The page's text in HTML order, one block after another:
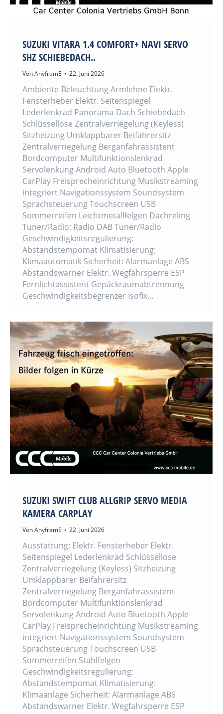
SUZUKI VITARA 1.4 COMFORT+ NAVI SERVO
SHZ SCHIEBEDACH..
VonAnyframE 22. Juni 2026
Ambiente-Beleuchtung Armlehne Elektr.
Fensterheber Elektr. Seitenspiegel
Lederlenkrad Panorama-Dach Schiebedach
Schlüssellose Zentralverriegelung (Keyless)
Sitzheizung Umklappbarer Beifahrersitz
Zentralverriegelung Berganfahrassistent
Bordcomputer Multifunktionslenkrad
Servolenkung Android Auto Bluetooth Apple
CarPlay Freisprecheinrichtung Musikstreaming
integriert Navigationssystem Soundsystem
Sprachsteuerung Touchscreen USB
Sommerreifen Leichtmetallfelgen Dachreling
Tuner/Radio: Radio DAB Tuner/Radio
Geschwindigkeitsregulierung:
Abstandstempomat Klimatisierung:
Klimaautomatik Sicherheit: Alarmanlage ABS
Abstandswarner Elektr. Wegfahrsperre ESP
Fernlichtassistent Gepäckraumabtrennung
Geschwindigkeitsbegrenzer Isofix…
SUZUKI SWIFT CLUB ALLGRIP SERVO MEDIA
KAMERA CARPLAY
VonAnyframE 22. Juni 2026
Ausstattung: Elektr. Fensterheber Elektr.
Seitenspiegel Lederlenkrad Schlüssellose
Zentralverriegelung (Keyless) Sitzheizung
Umklappbarer Beifahrersitz
Zentralverriegelung Berganfahrassistent
Bordcomputer Multifunktionslenkrad
Servolenkung Android Auto Bluetooth Apple
CarPlay Freisprecheinrichtung Musikstreaming
integriert Navigationssystem Soundsystem
Sprachsteuerung Touchscreen USB
Sommerreifen Stahlfelgen
Geschwindigkeitsregulierung:
Abstandstempomat Klimatisierung:
Klimaanlage Sicherheit: Alarmanlage ABS
Abstandswarner Elektr. Wegfahrsperre ESP